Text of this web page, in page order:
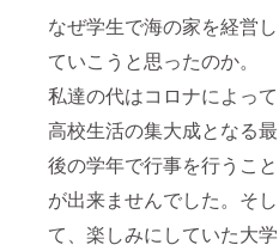
なぜ学生で海の家を経営し
ていこうと思ったのか。
私達の代はコロナによって
高校生活の集大成となる最
後の学年で行事を行うこと
が出来ませんでした。そし
て、楽しみにしていた大学